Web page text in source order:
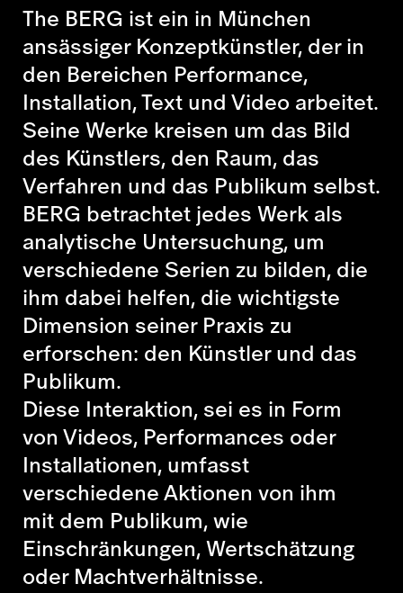
The BERG ist ein in München
ansässiger Konzeptkünstler, der in
den Bereichen Performance,
Installation, Text und Video arbeitet.
Seine Werke kreisen um das Bild
des Künstlers, den Raum, das
Verfahren und das Publikum selbst.
BERG betrachtet jedes Werk als
analytische Untersuchung, um
verschiedene Serien zu bilden, die
ihm dabei helfen, die wichtigste
Dimension seiner Praxis zu
erforschen: den Künstler und das
Publikum.
Diese Interaktion, sei es in Form
von Videos, Performances oder
Installationen, umfasst
verschiedene Aktionen von ihm
mit dem Publikum, wie
Einschränkungen, Wertschätzung
oder Machtverhältnisse.